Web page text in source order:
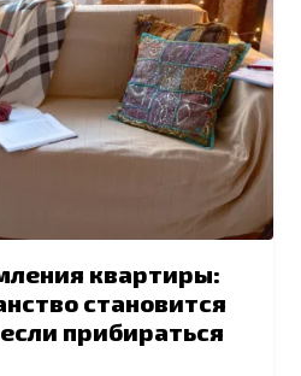
квартиры:
становится
прибираться